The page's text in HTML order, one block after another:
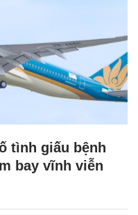
tình giấu bệnh
bay vĩnh viễn